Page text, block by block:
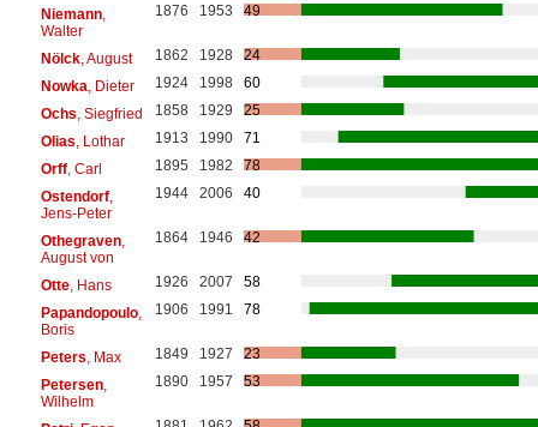
Niemann,
Walter
1876 1953 49
Nölck, August 1862 1928
24
Nowka , Dieter 1924 1998
60
Ochs , Siegfried 1858 1929
25
Olias , Lothar 1913 1990
71
Orff, Carl 1895 1982
78
Ostendorf,
Jens-Peter
1944 2006 40
Othegraven,
August von
1864 1946 42
Otte, Hans 1926 2007
58
Papandopoulo,
Boris
1906 1991 78
Peters , Max 1849 1927
23
Petersen,
Wilhelm
1890 1957 53